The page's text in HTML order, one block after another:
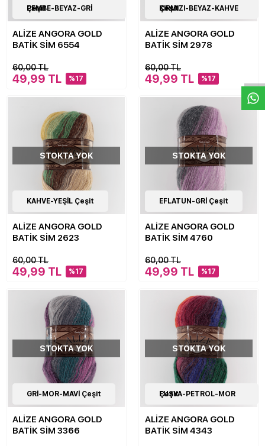
17Çeşit
PEMBE-BEYAZ-GRİ Çeşit
ALİZE ANGORA GOLD
BATİK SİM 6554
60,00 TL
49,99 TL %17
17Çeşit
KIRMIZI-BEYAZ-KAHVE Çeşit
ALİZE ANGORA GOLD
BATİK SİM 2978
60,00 TL
49,99 TL %17
17Çeşit
STOKTA YOK
KAHVE-YEŞİL Çeşit
ALİZE ANGORA GOLD
BATİK SİM 2623
60,00 TL
49,99 TL %17
17Çeşit
STOKTA YOK
EFLATUN-GRİ Çeşit
ALİZE ANGORA GOLD
BATİK SİM 4760
60,00 TL
49,99 TL %17
17Çeşit
STOKTA YOK
GRİ-MOR-MAVİ Çeşit
ALİZE ANGORA GOLD
BATİK SİM 3366
17Çeşit
STOKTA YOK
FUŞYA-PETROL-MOR Çeşit
ALİZE ANGORA GOLD
BATİK SİM 4343